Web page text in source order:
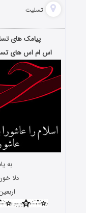
تسلیت
پیامک های
اس ام اس های
به
دلا